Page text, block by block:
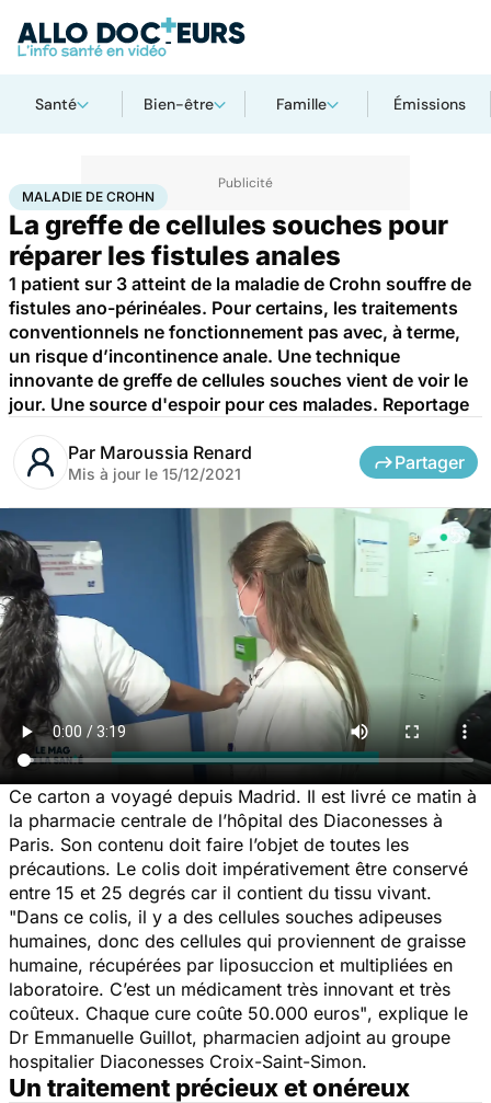
Santé Bien-être Famille Émissions
AccueilSantéMaladies Maladie de Crohn
MALADIE DE CROHN
La greffe de cellules souches pour
réparer les fistules anales
1 patient sur 3 atteint de la maladie de Crohn souffre de
fistules ano-périnéales. Pour certains, les traitements
conventionnels ne fonctionnement pas avec, à terme,
un risque d’incontinence anale. Une technique
innovante de greffe de cellules souches vient de voir le
jour. Une source d'espoir pour ces malades. Reportage
Par Maroussia Renard
Mis à jour le 15/12/2021
Partager
Ce carton a voyagé depuis Madrid. Il est livré ce matin à
la pharmacie centrale de l’hôpital des Diaconesses à
Paris. Son contenu doit faire l’objet de toutes les
précautions. Le colis doit impérativement être conservé
entre 15 et 25 degrés car il contient du tissu vivant.
"Dans ce colis, il y a des cellules souches adipeuses
humaines, donc des cellules qui proviennent de graisse
humaine, récupérées par liposuccion et multipliées en
laboratoire. C’est un médicament très innovant et très
coûteux. Chaque cure coûte 50.000 euros", explique le
Dr Emmanuelle Guillot, pharmacien adjoint au groupe
hospitalier Diaconesses Croix-Saint-Simon.
Un traitement précieux et onéreux